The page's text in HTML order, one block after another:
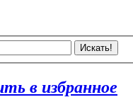
Искать!